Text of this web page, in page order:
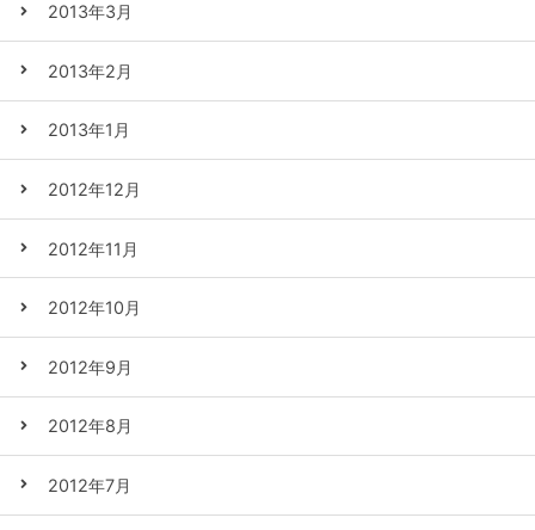
2013年3月
2013年2月
2013年1月
2012年12月
2012年11月
2012年10月
2012年9月
2012年8月
2012年7月